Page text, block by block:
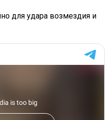
для удара возмездия и